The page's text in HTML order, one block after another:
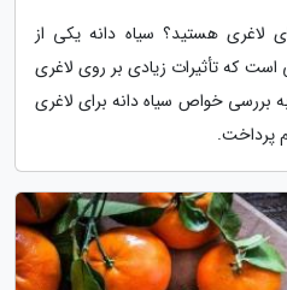
لاغری هستید؟ سیاه دانه یکی از
که تأثیرات زیادی بر روی لاغری
بررسی خواص سیاه دانه برای لاغری
پرداخت.